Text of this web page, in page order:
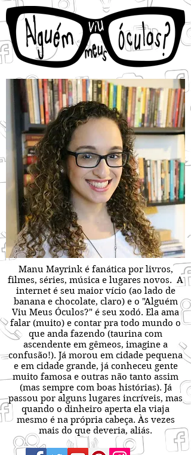
Manu Mayrink é fanática por livros,
filmes, séries, música e lugares novos. A
internet é seu maior vício (ao lado de
banana e chocolate, claro) e o "Alguém
Viu Meus Óculos?" é seu xodó. Ela ama
falar (muito) e contar pra todo mundo o
que anda fazendo (taurina com
ascendente em gêmeos, imagine a
confusão!). Já morou em cidade pequena
e em cidade grande, já conheceu gente
muito famosa e outras não tanto assim
(mas sempre com boas histórias). Já
passou por alguns lugares incríveis, mas
quando o dinheiro aperta ela viaja
mesmo é na própria cabeça. Às vezes
mais do que deveria, aliás.